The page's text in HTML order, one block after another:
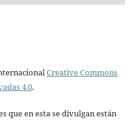
Creative Commons
4.0.
que en esta se divulgan están